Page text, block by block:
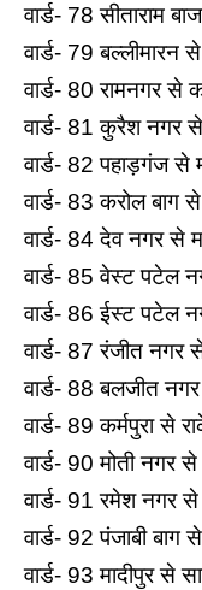
वार्ड- 78 सीताराम
वार्ड- 79 बल्लीमारन
वार्ड- 80 रामनगर से
वार्ड- 81 कुरैश नगर
वार्ड- 82 पहाड़गंज से
वार्ड- 83 करोल बाग
वार्ड- 84 देव नगर से
वार्ड- 85 वेस्ट पटेल
वार्ड- 86 ईस्ट पटेल
वार्ड- 87 रंजीत
वार्ड- 88 बलजीत
वार्ड- 89 कर्मपुरा से
वार्ड- 90 मोती नगर
वार्ड- 91 रमेश नगर
वार्ड- 92 पंजाबी बाग
वार्ड- 93 मादीपुर से